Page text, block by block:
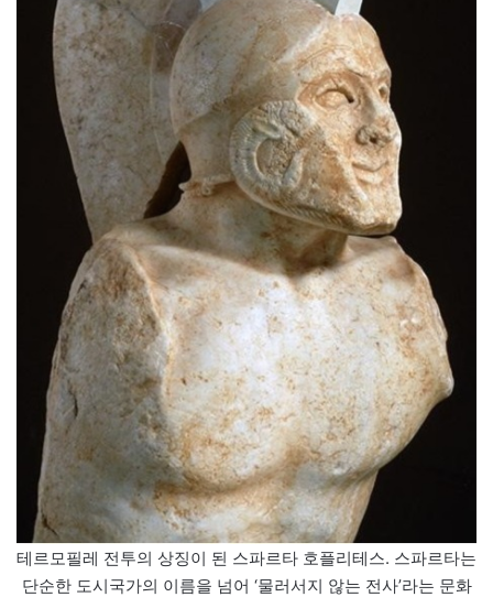
테르모필레 전투의 상징이 된 스파르타 호플리테스. 스파르타는
단순한 도시국가의 이름을 넘어 ‘물러서지 않는 전사’라는 문화